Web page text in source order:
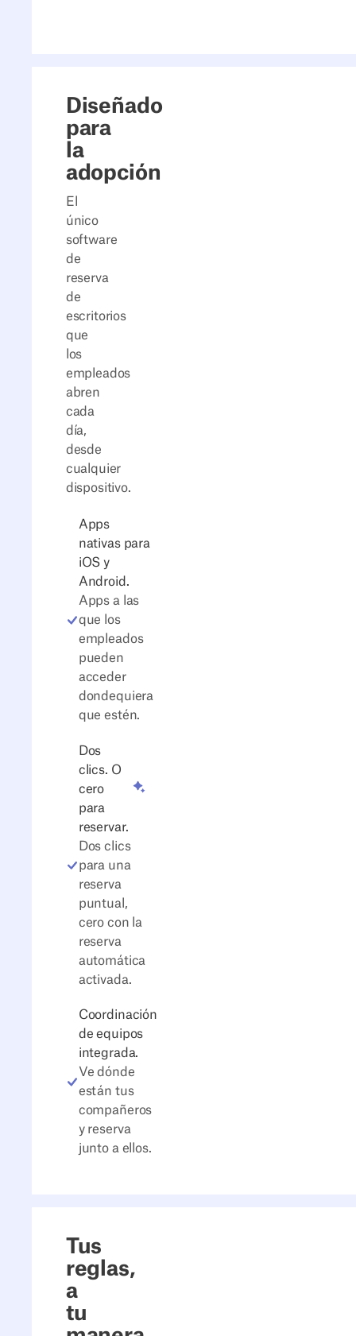
Diseñado
para
la
adopción
El
único
software
de
reserva
de
escritorios
que
los
empleados
abren
cada
día,
desde
cualquier
dispositivo.
Apps
nativas para
iOS y
Android.
Apps a las
que los
empleados
pueden
acceder
dondequiera
que estén.
Dos
clics. O
cero
para
reservar.
Dos clics
para una
reserva
puntual,
cero con la
reserva
automática
activada.
Coordinación
de equipos
integrada.
Ve dónde
están tus
compañeros
y reserva
junto a ellos.
Tus
reglas,
a
tu